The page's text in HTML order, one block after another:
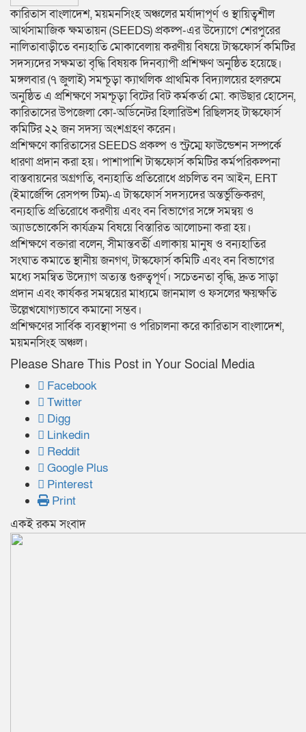
কারিতাস বাংলাদেশ, ময়মনসিংহ অঞ্চলের মর্যাদাপূর্ণ ও স্থায়িত্বশীল
আর্থসামাজিক ক্ষমতায়ন (SEEDS) প্রকল্প-এর উদ্যোগে শেরপুরের
নালিতাবাড়ীতে বন্যহাতি মোকাবেলায় করণীয় বিষয়ে টাস্কফোর্স কমিটির
সদস্যদের সক্ষমতা বৃদ্ধি বিষয়ক দিনব্যাপী প্রশিক্ষণ অনুষ্ঠিত হয়েছে।
মঙ্গলবার (৭ জুলাই) সমশ্চূড়া ক্যাথলিক প্রাথমিক বিদ্যালয়ের হলরুমে
অনুষ্ঠিত এ প্রশিক্ষণে সমশ্চূড়া বিটের বিট কর্মকর্তা মো. কাউছার হোসেন,
কারিতাসের উপজেলা কো-অর্ডিনেটর হিলারিউশ রিছিলসহ টাস্কফোর্স
কমিটির ২২ জন সদস্য অংশগ্রহণ করেন।
প্রশিক্ষণে কারিতাসের SEEDS প্রকল্প ও স্ট্রম্মে ফাউন্ডেশন সম্পর্কে
ধারণা প্রদান করা হয়। পাশাপাশি টাস্কফোর্স কমিটির কর্মপরিকল্পনা
বাস্তবায়নের অগ্রগতি, বন্যহাতি প্রতিরোধে প্রচলিত বন আইন, ERT
(ইমার্জেন্সি রেসপন্স টিম)-এ টাস্কফোর্স সদস্যদের অন্তর্ভুক্তিকরণ,
বন্যহাতি প্রতিরোধে করণীয় এবং বন বিভাগের সঙ্গে সমন্বয় ও
অ্যাডভোকেসি কার্যক্রম বিষয়ে বিস্তারিত আলোচনা করা হয়।
প্রশিক্ষণে বক্তারা বলেন, সীমান্তবর্তী এলাকায় মানুষ ও বন্যহাতির
সংঘাত কমাতে স্থানীয় জনগণ, টাস্কফোর্স কমিটি এবং বন বিভাগের
মধ্যে সমন্বিত উদ্যোগ অত্যন্ত গুরুত্বপূর্ণ। সচেতনতা বৃদ্ধি, দ্রুত সাড়া
প্রদান এবং কার্যকর সমন্বয়ের মাধ্যমে জানমাল ও ফসলের ক্ষয়ক্ষতি
উল্লেখযোগ্যভাবে কমানো সম্ভব।
প্রশিক্ষণের সার্বিক ব্যবস্থাপনা ও পরিচালনা করে কারিতাস বাংলাদেশ,
ময়মনসিংহ অঞ্চল।
Please Share This Post in Your Social Media
Facebook
Twitter
Digg
Linkedin
Reddit
Google Plus
Pinterest
Print
একই রকম সংবাদ